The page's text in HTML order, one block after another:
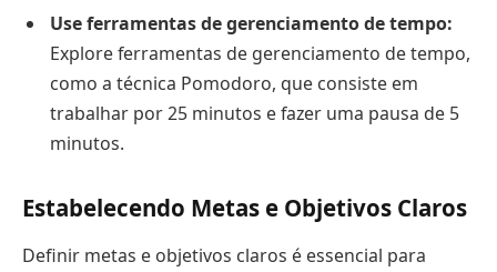
Use ferramentas de gerenciamento de tempo:
Explore ferramentas de gerenciamento de tempo,
como a técnica Pomodoro, que consiste em
trabalhar por 25 minutos e fazer uma pausa de 5
minutos.
Estabelecendo Metas e Objetivos Claros
Definir metas e objetivos claros é essencial para